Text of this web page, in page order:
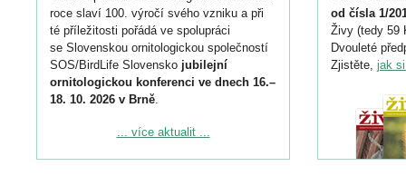
roce slaví 100. výročí svého vzniku a při
té příležitosti pořádá ve spolupráci
se Slovenskou ornitologickou společností
SOS/BirdLife Slovensko jubilejní
ornitologickou konferenci ve dnech 16.–
18. 10. 2026 v Brně.
Podrobnější informace ke konferenci
... více aktualit ...
od čísla 1/
Živy (tedy 59
Dvouleté
Zjistěte, jak